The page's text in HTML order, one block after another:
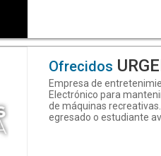
Ofrecidos
Empresa de
Electrónico para
de máquinas
egresado o estudiante